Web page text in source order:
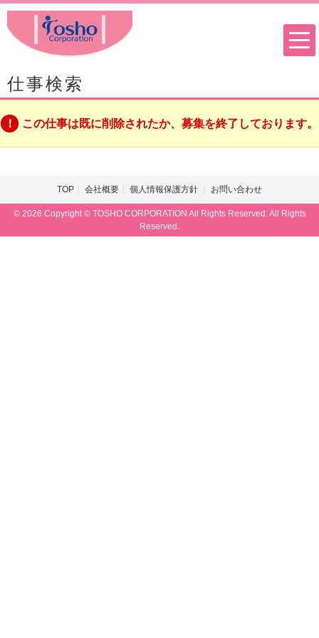
仕事検索
この仕事は既に削除されたか、募集を終了しております。
TOP 会社概要 個人情報保護方針 お問い合わせ
© 2026 Copyright © TOSHO CORPORATION All Rights Reserved. All Rights
Reserved.